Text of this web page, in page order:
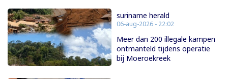
suriname herald
06-aug-2026 - 22:02
Meer dan 200 illegale kampen
ontmanteld tijdens operatie
bij Moeroekreek